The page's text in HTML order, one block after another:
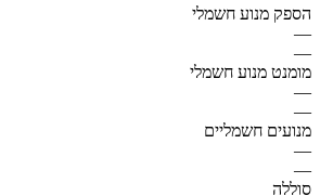
הספק מנוע חשמלי
—
—
מומנט מנוע חשמלי
—
—
מנועים חשמליים
—
—
סוללה